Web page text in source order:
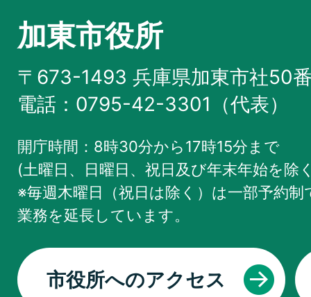
加東市役所
〒673-1493 兵庫県加東市社50
電話：0795-42-3301（代表）
開庁時間：8時30分から17時15分まで
(土曜日、日曜日、祝日及び年末年始を除
※毎週木曜日（祝日は除く）は一部予約
業務を延長しています。
市役所へのアクセス